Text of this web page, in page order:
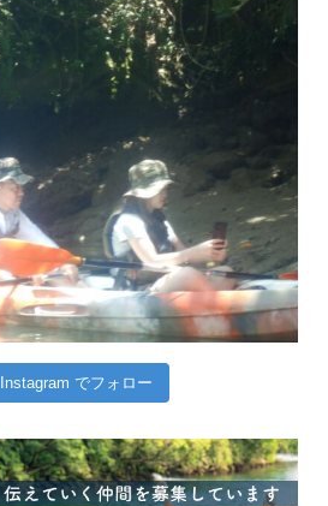
Instagram でフォロー